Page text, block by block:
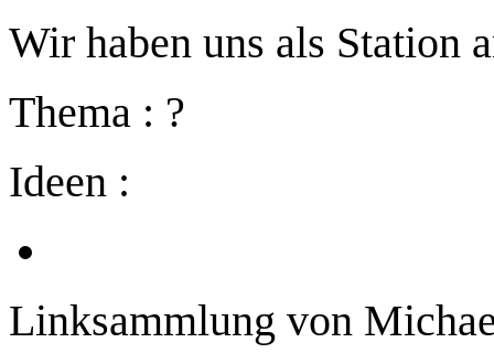
Wir haben uns als Station
Thema : ?
Ideen :
Linksammlung von